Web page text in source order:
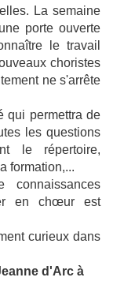
La semaine
porte ouverte
le travail
choristes
ne s'arrête
qui permettra de
les questions
le répertoire,
formation,...
en chœur est
curieux dans
d'Arc à